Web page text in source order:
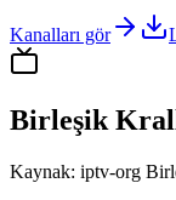
Kanalları gör
Birleşik
Kaynak: iptv-org